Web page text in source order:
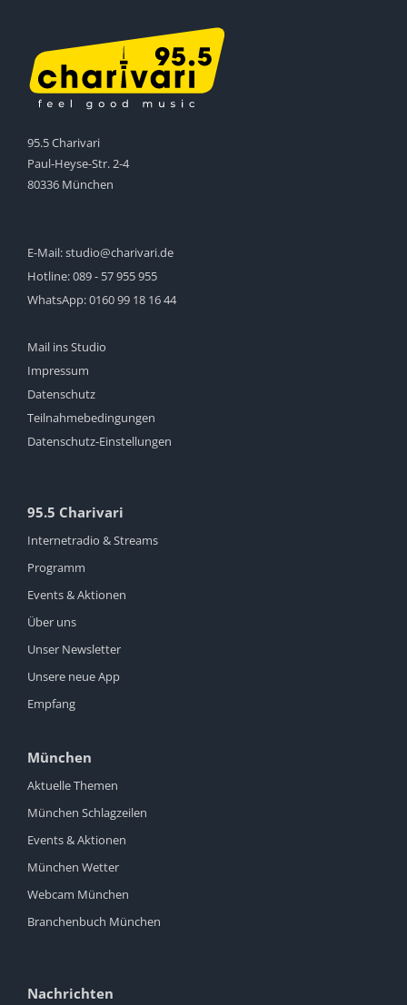
95.5 Charivari
Paul-Heyse-Str. 2-4
80336 München
E-Mail:studio@charivari.de
Hotline:089 - 57 955 955
WhatsApp:0160 99 18 16 44
Mail ins Studio
Impressum
Datenschutz
Teilnahmebedingungen
Datenschutz-Einstellungen
95.5 Charivari
Internetradio & Streams
Programm
Events & Aktionen
Über uns
Unser Newsletter
Unsere neue App
Empfang
München
Aktuelle Themen
München Schlagzeilen
Events & Aktionen
München Wetter
Webcam München
Branchenbuch München
Nachrichten